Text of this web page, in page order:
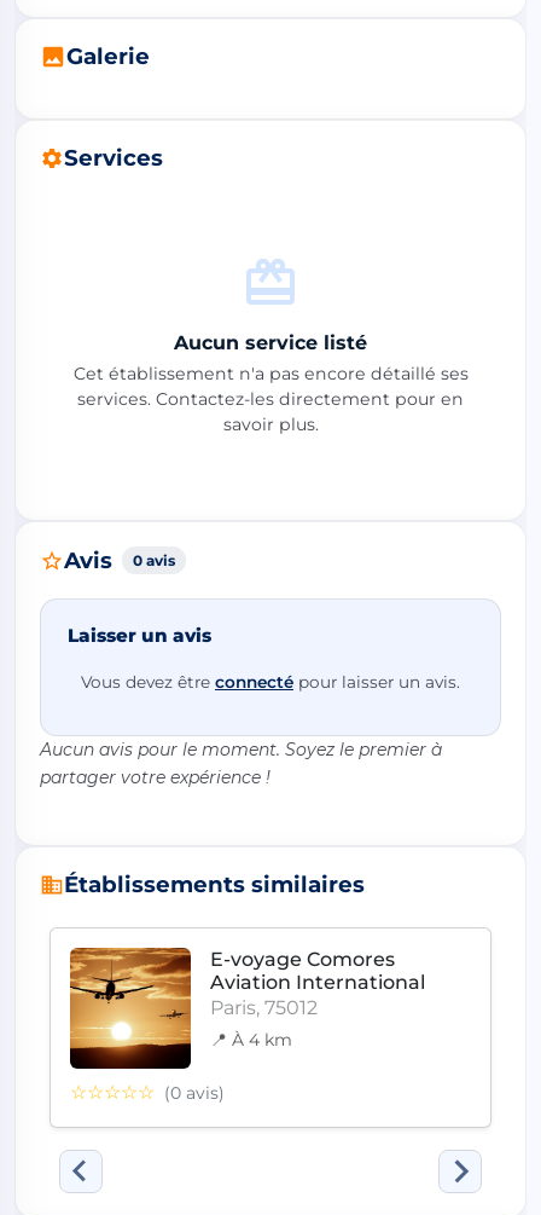
Galerie
Services
Aucun service listé
Cet établissement n'a pas encore détaillé ses
services. Contactez-les directement pour en
savoir plus.
Avis 0 avis
Laisser un avis
Vous devez être connecté pour laisser un avis.
Aucun avis pour le moment. Soyez le premier à
partager votre expérience !
Établissements similaires
E-voyage Comores
Aviation International
Paris, 75012
📍 À 4 km
☆☆☆☆☆ (0 avis)